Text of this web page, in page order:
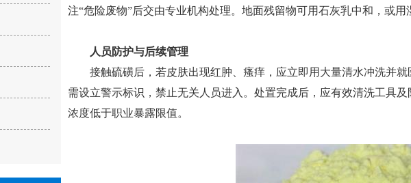
注“危险废物”后交由专业机构处理。地面残留物可用石灰乳中和，或用
人员防护与后续管理
接触硫磺后，若皮肤出现红肿、瘙痒，应立即用大量清水冲洗并就
需设立警示标识，禁止无关人员进入。处置完成后，应有效清洗工具
浓度低于职业暴露限值。